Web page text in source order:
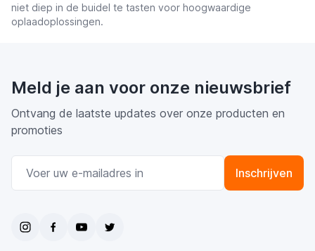
niet diep in de buidel te tasten voor hoogwaardige
oplaadoplossingen.
Meld je aan voor onze nieuwsbrief
Ontvang de laatste updates over onze producten en
promoties
Inschrijven